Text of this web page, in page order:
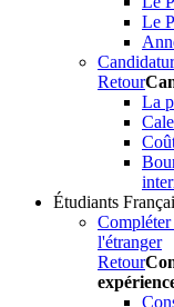
Le
Retour
La
Étudiants
Compléter
l'étranger
Retour